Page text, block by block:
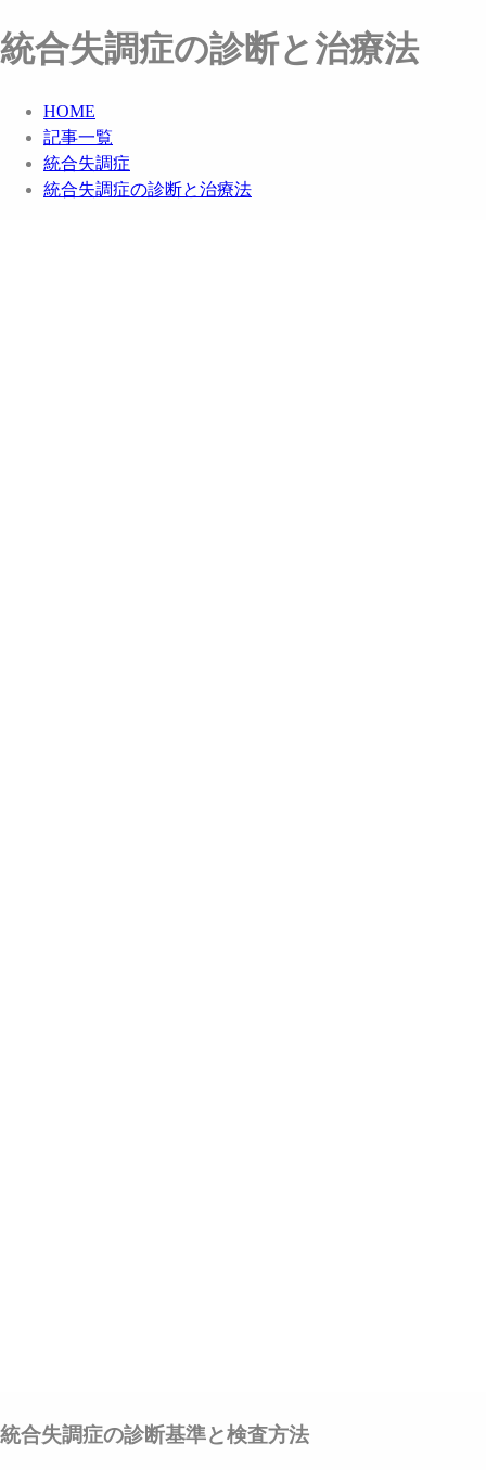
統合失調症の診断と治療法
HOME
記事一覧
統合失調症
統合失調症の診断と治療法
統合失調症の診断基準と検査方法